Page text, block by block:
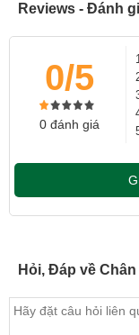
0/5
0 đánh giá